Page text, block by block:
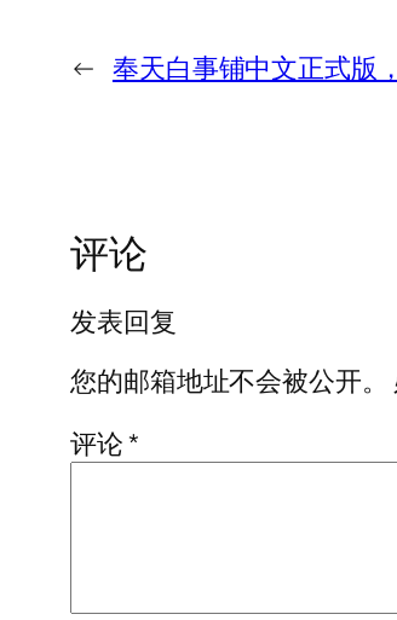
← 奉天白事铺中文正式版
评论
发表回复
您的邮箱地址不会被公开。
评论*